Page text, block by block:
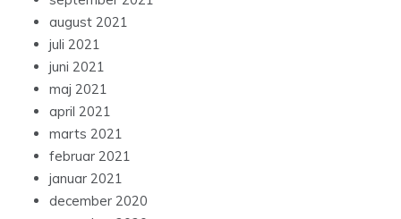
januar 2021
december 2020
november 2020
oktober 2020
september 2020
august 2020
juli 2020
juni 2020
maj 2020
april 2020